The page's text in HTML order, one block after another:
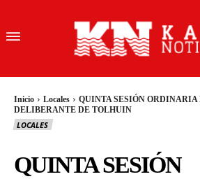
Inicio Locales
QUINTA SESIÓN ORDINARIA
DELIBERANTE DE TOLHUIN
LOCALES
QUINTA SESIÓN